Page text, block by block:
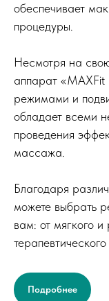
обеспечивает
процедуры.
Несмотря на
аппарат
режимами и
обладает всеми
проведения
массажа.
Благодаря
можете выбрать
вам: от мягкого
Подробнее